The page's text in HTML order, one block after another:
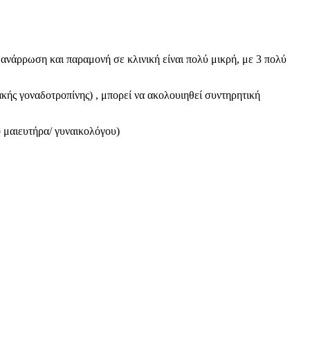
και παραμονή σε κλινική είναι πολύ μικρή, με 3 πολύ
γοναδοτροπίνης) , μπορεί να ακολουιηθεί συντηρητική
γυναικολόγου)